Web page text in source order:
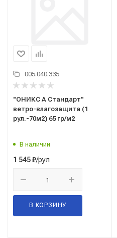
005.040.335
"ОНИКС А Стандарт"
ветро-влагозащита (1
рул.-70м2) 65 гр/м2
В наличии
1 545₽/рул
В КОРЗИНУ